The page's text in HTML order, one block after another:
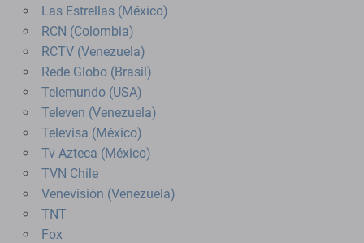
Las Estrellas (México)
RCN (Colombia)
RCTV (Venezuela)
Rede Globo (Brasil)
Telemundo (USA)
Televen (Venezuela)
Televisa (México)
Tv Azteca (México)
TVN Chile
Venevisión (Venezuela)
TNT
Fox